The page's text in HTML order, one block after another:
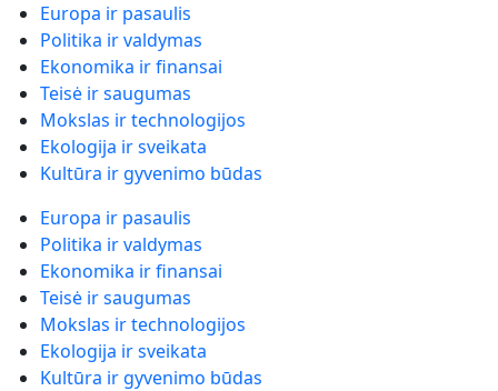
Europa ir pasaulis
Politika ir valdymas
Ekonomika ir finansai
Teisė ir saugumas
Mokslas ir technologijos
Ekologija ir sveikata
Kultūra ir gyvenimo būdas
Europa ir pasaulis
Politika ir valdymas
Ekonomika ir finansai
Teisė ir saugumas
Mokslas ir technologijos
Ekologija ir sveikata
Kultūra ir gyvenimo būdas